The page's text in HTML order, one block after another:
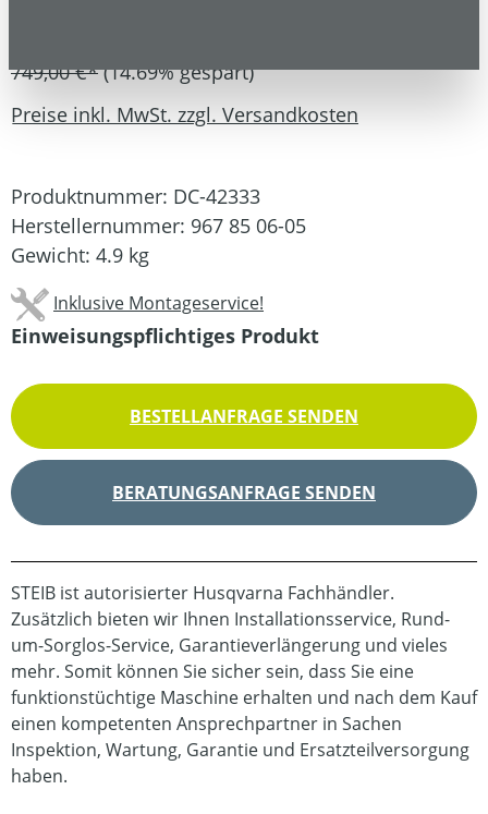
749,00 €* (14.69% gespart)
Preise inkl. MwSt. zzgl. Versandkosten
Produktnummer: DC-42333
Herstellernummer: 967 85 06-05
Gewicht: 4.9 kg
Inklusive Montageservice!
Einweisungspflichtiges Produkt
BESTELLANFRAGE SENDEN
BERATUNGSANFRAGE SENDEN
STEIB ist autorisierter Husqvarna Fachhändler.
Zusätzlich bieten wir Ihnen Installationsservice, Rund-
um-Sorglos-Service, Garantieverlängerung und vieles
mehr. Somit können Sie sicher sein, dass Sie eine
funktionstüchtige Maschine erhalten und nach dem Kauf
einen kompetenten Ansprechpartner in Sachen
Inspektion, Wartung, Garantie und Ersatzteilversorgung
haben.